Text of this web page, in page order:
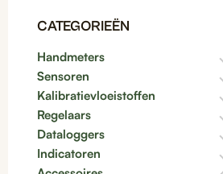
CATEGORIEËN
Handmeters
Sensoren
Kalibratievloeistoffen
Regelaars
Dataloggers
Indicatoren